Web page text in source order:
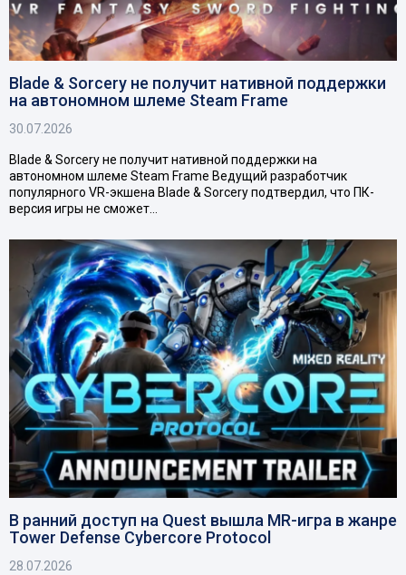
Blade & Sorcery не получит нативной поддержки
на автономном шлеме Steam Frame
30.07.2026
Blade & Sorcery не получит нативной поддержки на
автономном шлеме Steam Frame Ведущий разработчик
популярного VR-экшена Blade & Sorcery подтвердил, что ПК-
версия игры не сможет…
В ранний доступ на Quest вышла MR-игра в жанре
Tower Defense Cybercore Protocol
28.07.2026